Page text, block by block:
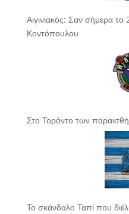
Αιγινιακός: Σαν σήμερα
Κοντόπουλου
Στο Τορόντο των
Το σκάνδαλο Ταπί που